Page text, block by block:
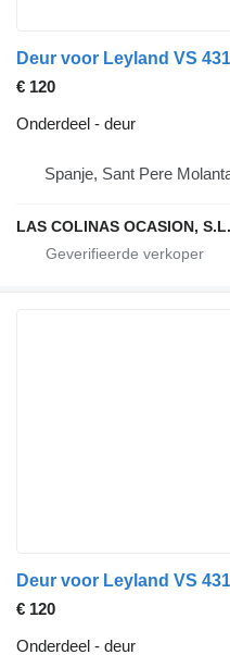
Deur voor Leyland VS
€ 120
Onderdeel - deur
Spanje, Sant Pere
LAS COLINAS OCASION, S.L.
Deur voor Leyland VS
€ 120
Onderdeel - deur